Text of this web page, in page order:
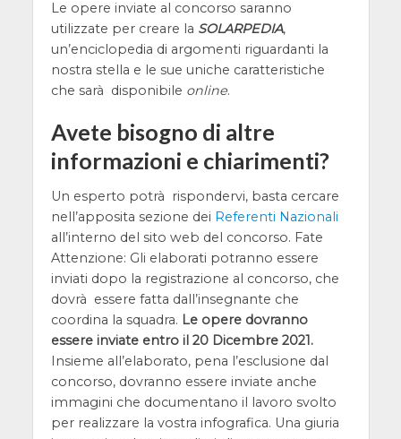
Le opere inviate al concorso saranno
utilizzate per creare la SOLARPEDIA,
un’enciclopedia di argomenti riguardanti la
nostra stella e le sue uniche caratteristiche
che sarà disponibile online.
Avete bisogno di altre
informazioni e chiarimenti?
Un esperto potrà rispondervi, basta cercare
nell’apposita sezione dei Referenti Nazionali
all’interno del sito web del concorso. Fate
Attenzione: Gli elaborati potranno essere
inviati dopo la registrazione al concorso, che
dovrà essere fatta dall’insegnante che
coordina la squadra. Le opere dovranno
essere inviate entro il 20 Dicembre 2021.
Insieme all’elaborato, pena l’esclusione dal
concorso, dovranno essere inviate anche
immagini che documentano il lavoro svolto
per realizzare la vostra infografica. Una giuria